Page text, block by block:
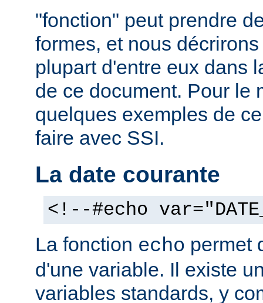
"fonction" peut prendre
formes, et nous
plupart d'entre eux dans
de ce document. Pour le
quelques exemples de
faire avec SSI.
La date courante
<!--#echo
La fonction echo permet
d'une variable. Il existe
variables standards, y